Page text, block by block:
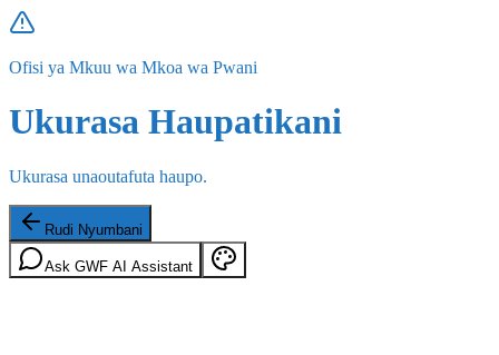
Ofisi ya Mkuu wa Mkoa wa Pwani
Ukurasa Haupatikani
Ukurasa unaoutafuta haupo.
Rudi Nyumbani
Ask GWF AI Assistant